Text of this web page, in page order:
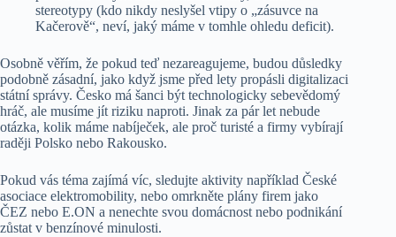
stereotypy (kdo nikdy neslyšel vtipy o „zásuvce na
Kačerově“, neví, jaký máme v tomhle ohledu deficit).
Osobně věřím, že pokud teď nezareagujeme, budou důsledky
podobně zásadní, jako když jsme před lety propásli digitalizaci
státní správy. Česko má šanci být technologicky sebevědomý
hráč, ale musíme jít riziku naproti. Jinak za pár let nebude
otázka, kolik máme nabíječek, ale proč turisté a firmy vybírají
raději Polsko nebo Rakousko.
Pokud vás téma zajímá víc, sledujte aktivity například České
asociace elektromobility, nebo omrkněte plány firem jako
ČEZ nebo E.ON a nenechte svou domácnost nebo podnikání
zůstat v benzínové minulosti.